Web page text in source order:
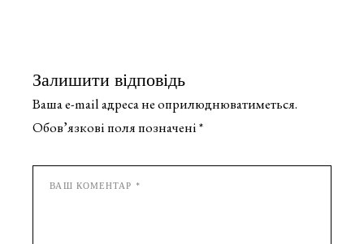
Залишити відповідь
Ваша e-mail адреса не оприлюднюватиметься.
Обов’язкові поля позначені*